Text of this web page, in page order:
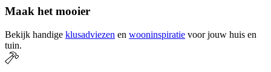
Maak het mooier
Bekijk handige klusadviezen en wooninspiratie voor jouw huis en
tuin.